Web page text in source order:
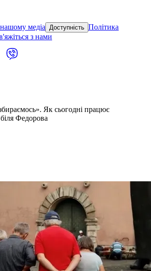
медіа Доступність Політика
з нами
Як сьогодні працює
Федорова